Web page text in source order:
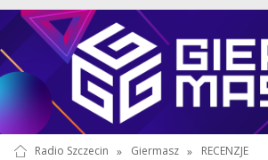
Radio Szczecin » Giermasz » RECENZJE